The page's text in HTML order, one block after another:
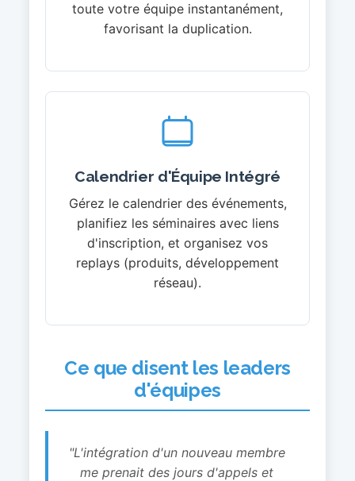
toute votre équipe instantanément,
favorisant la duplication.
Calendrier d'Équipe Intégré
Gérez le calendrier des événements,
planifiez les séminaires avec liens
d'inscription, et organisez vos
replays (produits, développement
réseau).
Ce que disent les leaders
d'équipes
"L'intégration d'un nouveau membre
me prenait des jours d'appels et